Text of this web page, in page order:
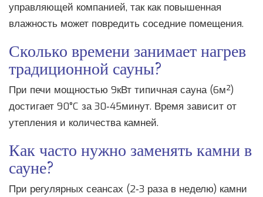
управляющей компанией, так как повышенная
влажность может повредить соседние помещения.
Сколько времени занимает нагрев
традиционной сауны?
При печи мощностью 9кВт типичная сауна (6м²)
достигает 90°C за 30‑45минут. Время зависит от
утепления и количества камней.
Как часто нужно заменять камни в
сауне?
При регулярных сеансах (2‑3 раза в неделю) камни